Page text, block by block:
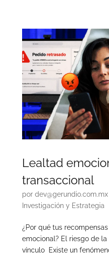
Lealtad
transaccional
por dev@gerundio.com.mx|
Investigación y Estrategia
¿Por qué tus
emocional? El riesgo de la
vínculo Existe un